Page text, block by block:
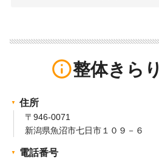
info_outline整体きらり
住所
〒946-0071
新潟県魚沼市七日市１０９－６
電話番号